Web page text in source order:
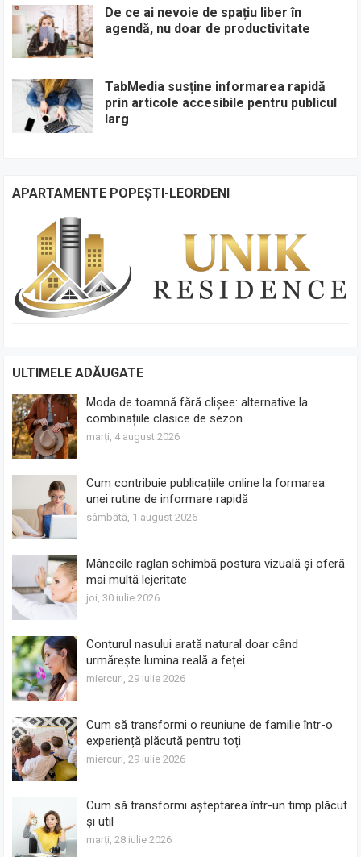
De ce ai nevoie de spațiu liber în
agendă, nu doar de productivitate
TabMedia susține informarea rapidă
prin articole accesibile pentru publicul
larg
APARTAMENTE POPEȘTI-LEORDENI
ULTIMELE ADĂUGATE
Moda de toamnă fără clișee: alternative la
combinațiile clasice de sezon
marți, 4 august 2026
Cum contribuie publicațiile online la formarea
unei rutine de informare rapidă
sâmbătă, 1 august 2026
Mânecile raglan schimbă postura vizuală și oferă
mai multă lejeritate
joi, 30 iulie 2026
Conturul nasului arată natural doar când
urmărește lumina reală a feței
miercuri, 29 iulie 2026
Cum să transformi o reuniune de familie într-o
experiență plăcută pentru toți
miercuri, 29 iulie 2026
Cum să transformi așteptarea într-un timp plăcut
și util
marți, 28 iulie 2026